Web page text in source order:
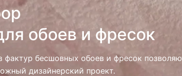
обоев и фресок
фактур бесшовных обоев и фресок
дизайнерский проект.